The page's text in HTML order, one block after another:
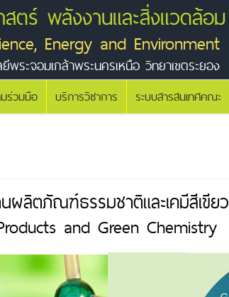
ตร์ พลังงานและสิ่งแวดล้อม
Energy and Environment
ยีพระจอมเกล้าพระนครเหนือ วิทยาเขตระยอง
ร่วมมือ บริการวิชาการ ระบบสารสนเทศคณะ
ผลิตภัณฑ์ธรรมชาติและเคมีสีเขียว
and Green Chemistry